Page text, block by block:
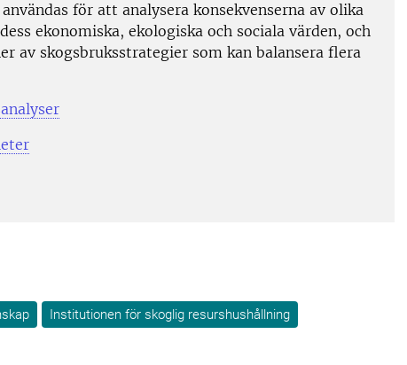
för att analysera konsekvenserna av olika
ekonomiska, ekologiska och sociala värden, och
av skogsbruksstrategier som kan balansera flera
Institutionen för skoglig resurshushållning